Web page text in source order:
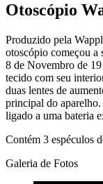
Otoscópio
Produzido pela
otoscópio começou a
8 de Novembro de
tecido com seu
duas lentes de
principal do
ligado a uma bateria
Contém 3 espéculos
Galeria de Fotos